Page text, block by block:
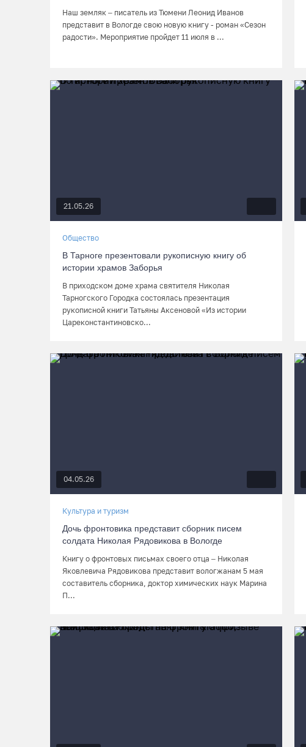
Наш земляк – писатель из Тюмени Леонид Иванов
представит в Вологде свою новую книгу - роман «Сезон
радости». Мероприятие пройдет 11 июля в ...
21.05.26
Общество
В Тарноге презентовали рукописную книгу об
истории храмов Заборья
В приходском доме храма святителя Николая
Тарногского Городка состоялась презентация
рукописной книги Татьяны Аксеновой «Из истории
Цареконстантиновско...
04.05.26
Культура и туризм
Дочь фронтовика представит сборник писем
солдата Николая Рядовикова в Вологде
Книгу о фронтовых письмах своего отца – Николая
Яковлевича Рядовикова представит вологжанам 5 мая
составитель сборника, доктор химических наук Марина
П...